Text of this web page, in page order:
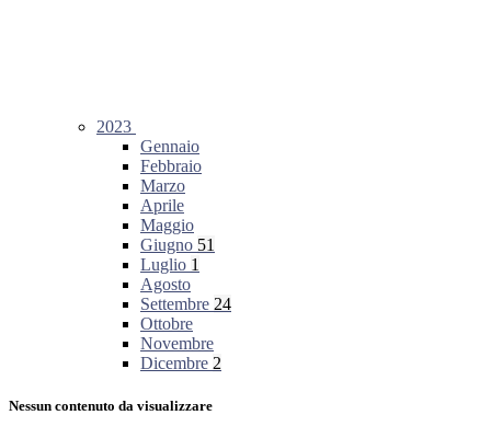
2023
Gennaio
Febbraio
Marzo
Aprile
Maggio
Giugno 51
Luglio 1
Agosto
Settembre 24
Ottobre
Novembre
Dicembre 2
Nessun contenuto da visualizzare